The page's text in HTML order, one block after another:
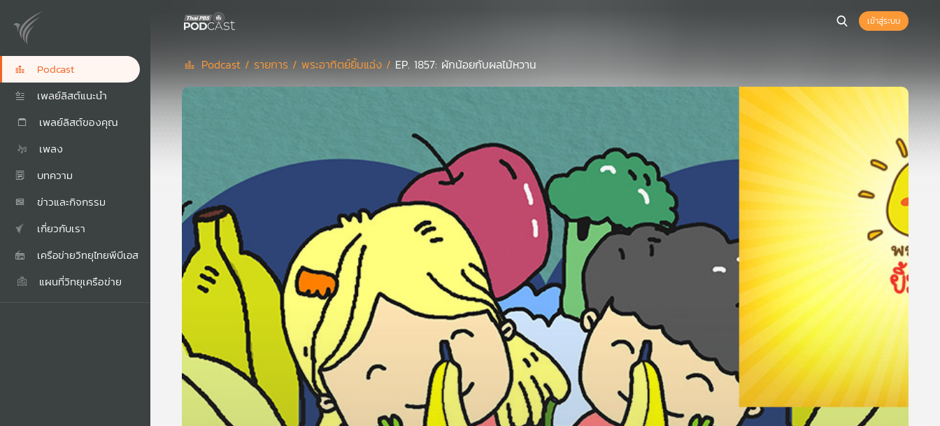
Podcast
เพลย์ลิสต์แนะนำ
เพลย์ลิสต์ของคุณ
เพลง
บทความ
ข่าวและกิจกรรม
เกี่ยวกับเรา
เครือข่ายวิทยุไทยพีบีเอส
แผนที่วิทยุเครือข่าย
เข้าสู่ระบบ
Podcast / รายการ /พระอาทิตย์ยิ้มแฉ่ง / EP. 1857: ผักน้อยกับผลไม้หวาน